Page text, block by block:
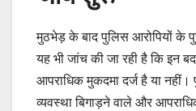
मुठभेड़ के बाद पुलिस आरोपियों के
यह भी जांच की जा रही है कि इन
आपराधिक मुकदमा दर्ज है या
व्यवस्था बिगाड़ने वाले और